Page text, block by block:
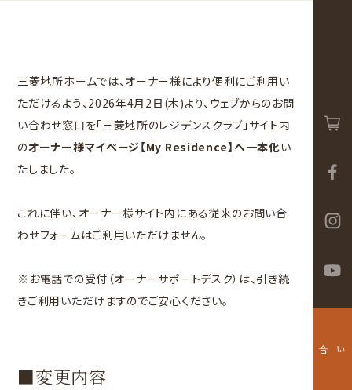
三菱地所ホームでは、オーナー様により便利にご利用い
ただけるよう、2026年4月2日(木)より、ウェブからのお問
い合わせ窓口を「三菱地所のレジデンスクラブ」サイト内
のオーナー様マイページ【My Residence】へ一本化い
たしました。
これに伴い、オーナー様サイト内にある従来のお問い合
わせフォームはご利用いただけません。
※お電話での受付（オーナーサポートデスク）は、引き続
きご利用いただけますのでご安心ください。
■変更内容